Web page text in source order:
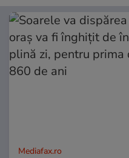
Mediafax.ro